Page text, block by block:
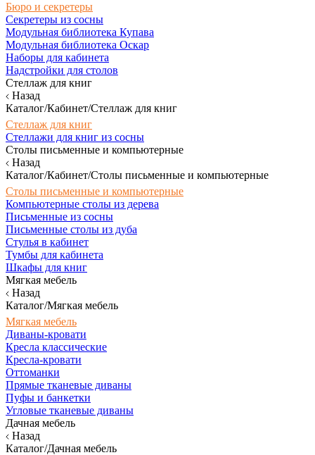
Бюро и секретеры
Секретеры из сосны
Модульная библиотека Купава
Модульная библиотека Оскар
Наборы для кабинета
Надстройки для столов
Стеллаж для книг
Назад
Каталог/Кабинет/Стеллаж для книг
Стеллаж для книг
Стеллажи для книг из сосны
Столы письменные и компьютерные
Назад
Каталог/Кабинет/Столы письменные и компьютерные
Столы письменные и компьютерные
Компьютерные столы из дерева
Письменные из сосны
Письменные столы из дуба
Стулья в кабинет
Тумбы для кабинета
Шкафы для книг
Мягкая мебель
Назад
Каталог/Мягкая мебель
Мягкая мебель
Диваны-кровати
Кресла классические
Кресла-кровати
Оттоманки
Прямые тканевые диваны
Пуфы и банкетки
Угловые тканевые диваны
Дачная мебель
Назад
Каталог/Дачная мебель